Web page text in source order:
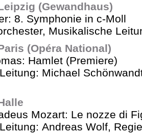
(Gewandhaus)
8. Symphonie in c-Moll
Musikalische
(Opéra National)
Hamlet (Premiere)
Michael
Mozart: Le nozze di
Andreas Wolf,